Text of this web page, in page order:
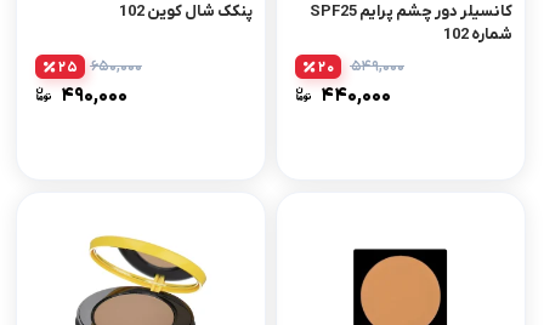
کانسیلر دور چشم پرایم SPF25
شماره 102
۵۴۹,۰۰۰
۴۴۰,۰۰۰
20
پنکک شال کوین 102
۶۵۰,۰۰۰
۴۹۰,۰۰۰
25